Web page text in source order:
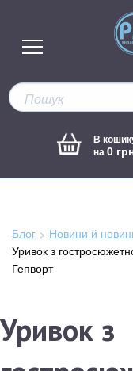
В
на0
Блог
Новини й
Зараз
тут:
Уривок з
Гепворт
Уривок з